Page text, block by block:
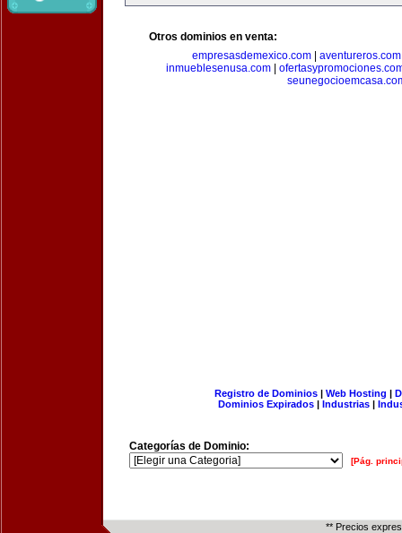
Otros dominios en venta:
empresasdemexico.com| aventureros.com
inmueblesenusa.com|
Registro de Dominios| Web Hosting |
Dominios Expirados | Industrias |
Categorías de Dominio:
[Pág.
** Precios